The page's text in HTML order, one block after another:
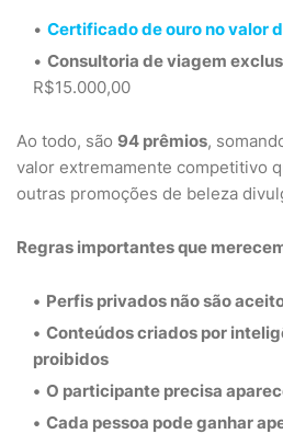
Certificado de ouro no valor
Consultoria de viagem
R$15.000,00
Ao todo, são 94 prêmios,
valor extremamente competitivo
outras promoções de beleza
Regras importantes que
Perfis privados não são
Conteúdos criados por
proibidos
O participante precisa
Cada pessoa pode ganhar